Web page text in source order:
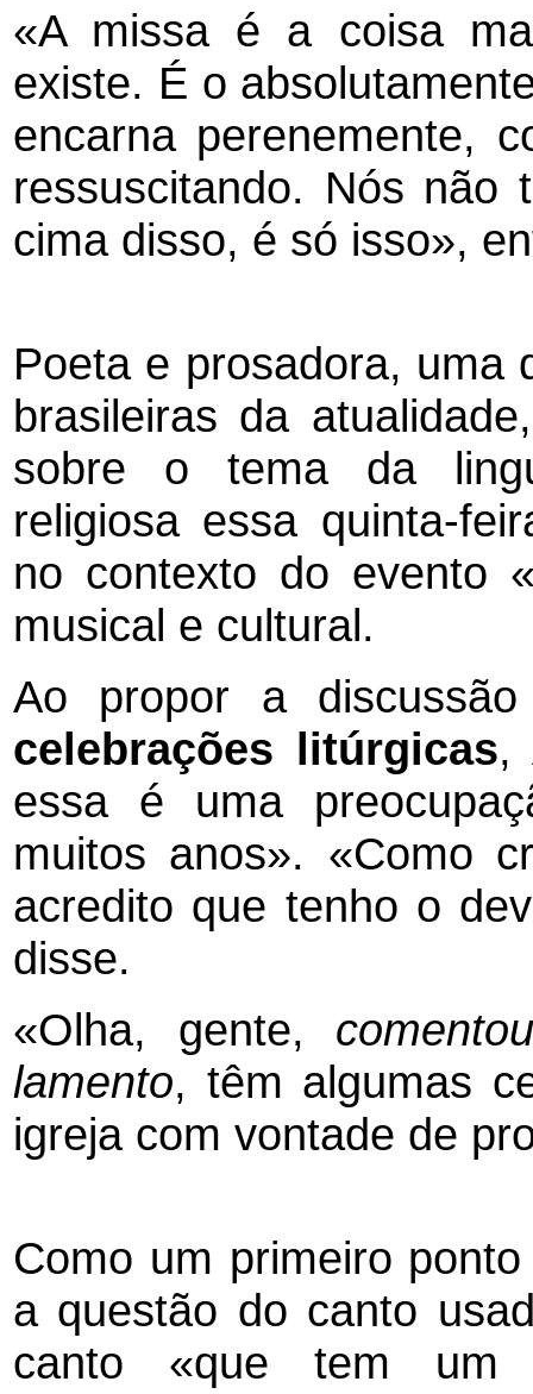
«A missa é a coisa
existe. É o
encarna perenemente,
ressuscitando. Nós
cima disso, é só isso»,
Poeta e prosadora, uma
brasileiras da
sobre o tema da
religiosa essa quinta-
no contexto do evento
musical e cultural.
Ao propor a
celebrações litúrgicas,
essa é uma
muitos anos». «Como
acredito que tenho o
disse.
«Olha, gente,
lamento, têm algumas
igreja com vontade de
Como um primeiro
a questão do canto
canto «que tem um